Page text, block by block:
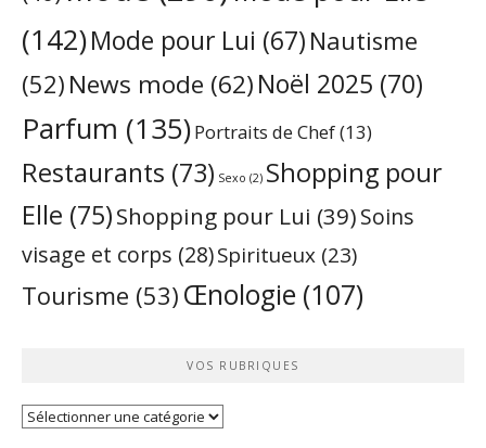
(142)Mode pour Lui (67) Nautisme
(52) News mode (62)Noël 2025 (70)
Parfum (135)Portraits de Chef(13)
Restaurants (73) Sexo (2) Shopping pour
Elle (75)Shopping pour Lui (39)Soins
visage et corps (28)Spiritueux (23)
Tourisme (53) Œnologie (107)
VOS RUBRIQUES
Vos